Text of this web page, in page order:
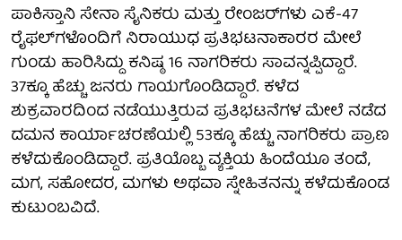
ಪಾಕಿಸ್ತಾನಿ ಸೇನಾ ಸೈನಿಕರು ಮತ್ತು ರೇಂಜರ್‌ಗಳು ಎಕೆ-47
ರೈಫಲ್‌ಗಳೊಂದಿಗೆ ನಿರಾಯುಧ ಪ್ರತಿಭಟನಾಕಾರರ ಮೇಲೆ
ಗುಂಡು ಹಾರಿಸಿದ್ದು ಕನಿಷ್ಠ 16 ನಾಗರಿಕರು ಸಾವನ್ನಪ್ಪಿದ್ದಾರೆ.
37ಕ್ಕೂ ಹೆಚ್ಚು ಜನರು ಗಾಯಗೊಂಡಿದ್ದಾರೆ. ಕಳೆದ
ಶುಕ್ರವಾರದಿಂದ ನಡೆಯುತ್ತಿರುವ ಪ್ರತಿಭಟನೆಗಳ ಮೇಲೆ ನಡೆದ
ದಮನ ಕಾರ್ಯಾಚರಣೆಯಲ್ಲಿ 53ಕ್ಕೂ ಹೆಚ್ಚು ನಾಗರಿಕರು ಪ್ರಾಣ
ಕಳೆದುಕೊಂಡಿದ್ದಾರೆ. ಪ್ರತಿಯೊಬ್ಬ ವ್ಯಕ್ತಿಯ ಹಿಂದೆಯೂ ತಂದೆ,
ಮಗ, ಸಹೋದರ, ಮಗಳು ಅಥವಾ ಸ್ನೇಹಿತನನ್ನು ಕಳೆದುಕೊಂಡ
ಕುಟುಂಬವಿದೆ.